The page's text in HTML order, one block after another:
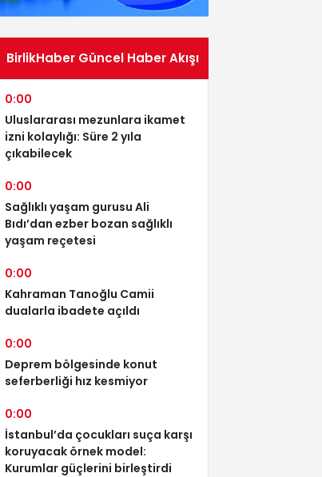
BirlikHaber Güncel Haber Akışı
0:00
Uluslararası mezunlara ikamet
izni kolaylığı: Süre 2 yıla
çıkabilecek
0:00
Sağlıklı yaşam gurusu Ali
Bıdı’dan ezber bozan sağlıklı
yaşam reçetesi
0:00
Kahraman Tanoğlu Camii
dualarla ibadete açıldı
0:00
Deprem bölgesinde konut
seferberliği hız kesmiyor
0:00
İstanbul’da çocukları suça karşı
koruyacak örnek model:
Kurumlar güçlerini birleştirdi